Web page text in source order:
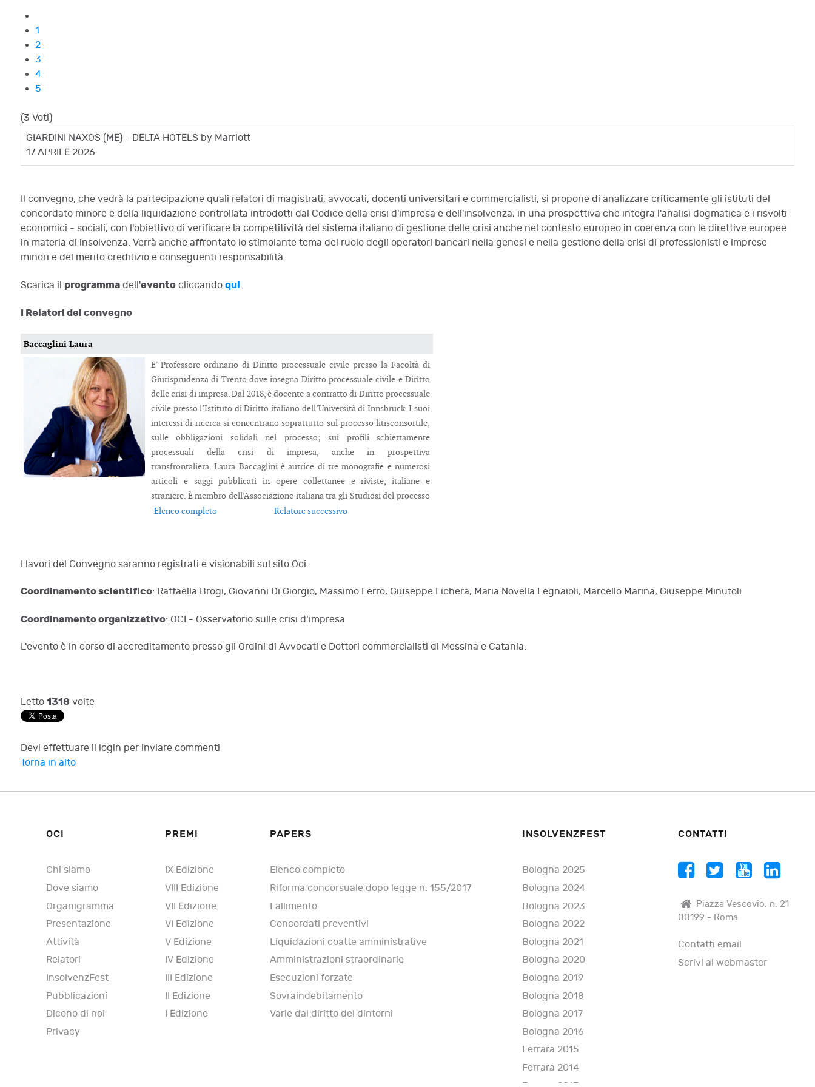
1
2
3
4
5
(3 Voti)
GIARDINI NAXOS (ME) - DELTA HOTELS by Marriott
17 APRILE 2026
Il convegno, che vedrà la partecipazione quali relatori di magistrati, avvocati, docenti universitari e commercialisti, si propone di analizzare criticamente gli istituti del
concordato minore e della liquidazione controllata introdotti dal Codice della crisi d'impresa e dell'insolvenza, in una prospettiva che integra l'analisi dogmatica e i risvolti
economici - sociali, con l'obiettivo di verificare la competitività del sistema italiano di gestione delle crisi anche nel contesto europeo in coerenza con le direttive europee
in materia di insolvenza. Verrà anche affrontato lo stimolante tema del ruolo degli operatori bancari nella genesi e nella gestione della crisi di professionisti e imprese
minori e del merito creditizio e conseguenti responsabilità.
Scarica il programma dell'evento cliccando qui.
I Relatori del convegno
I lavori del Convegno saranno registrati e visionabili sul sito Oci.
Coordinamento scientifico: Raffaella Brogi, Giovanni Di Giorgio, Massimo Ferro, Giuseppe Fichera, Maria Novella Legnaioli, Marcello Marina, Giuseppe Minutoli
Coordinamento organizzativo: OCI - Osservatorio sulle crisi d’impresa
L'evento è in corso di accreditamento presso gli Ordini di Avvocati e Dottori commercialisti di Messina e Catania.
Letto 1318 volte
Devi effettuare il login per inviare commenti
Torna in alto
OCI
Chi siamo
Dove siamo
Organigramma
Presentazione
Attività
Relatori
InsolvenzFest
Pubblicazioni
Dicono di noi
Privacy
PREMI
IX Edizione
VIII Edizione
VII Edizione
VI Edizione
V Edizione
IV Edizione
III Edizione
II Edizione
I Edizione
PAPERS
Elenco completo
Riforma concorsuale dopo legge n. 155/2017
Fallimento
Concordati preventivi
Liquidazioni coatte amministrative
Amministrazioni straordinarie
Esecuzioni forzate
Sovraindebitamento
Varie dal diritto dei dintorni
INSOLVENZFEST
Bologna 2025
Bologna 2024
Bologna 2023
Bologna 2022
Bologna 2021
Bologna 2020
Bologna 2019
Bologna 2018
Bologna 2017
Bologna 2016
Ferrara 2015
Ferrara 2014
CONTATTI
Piazza Vescovio, n. 21
00199 - Roma
Contatti email
Scrivi al webmaster